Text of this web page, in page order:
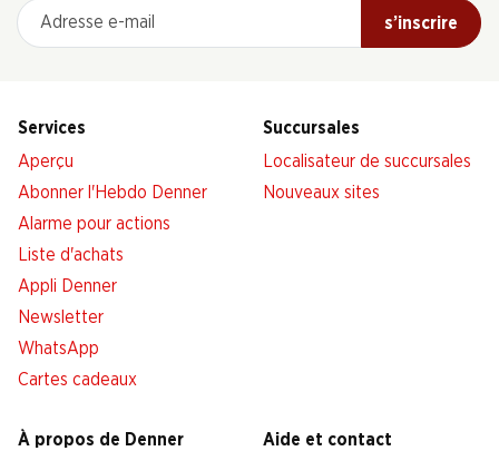
Adresse e-mail
s’inscrire
Services
Aperçu
Abonner l'Hebdo Denner
Alarme pour actions
Liste d'achats
Appli Denner
Newsletter
WhatsApp
Cartes cadeaux
Succursales
Localisateur de succursales
Nouveaux sites
À propos de Denner
Aide et contact